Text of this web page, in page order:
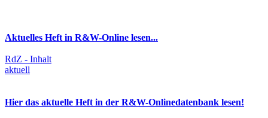
Aktuelles Heft in R&W-Online lesen...
RdZ - Inhalt
aktuell
Hier das aktuelle Heft in der R&W-Onlinedatenbank lesen!